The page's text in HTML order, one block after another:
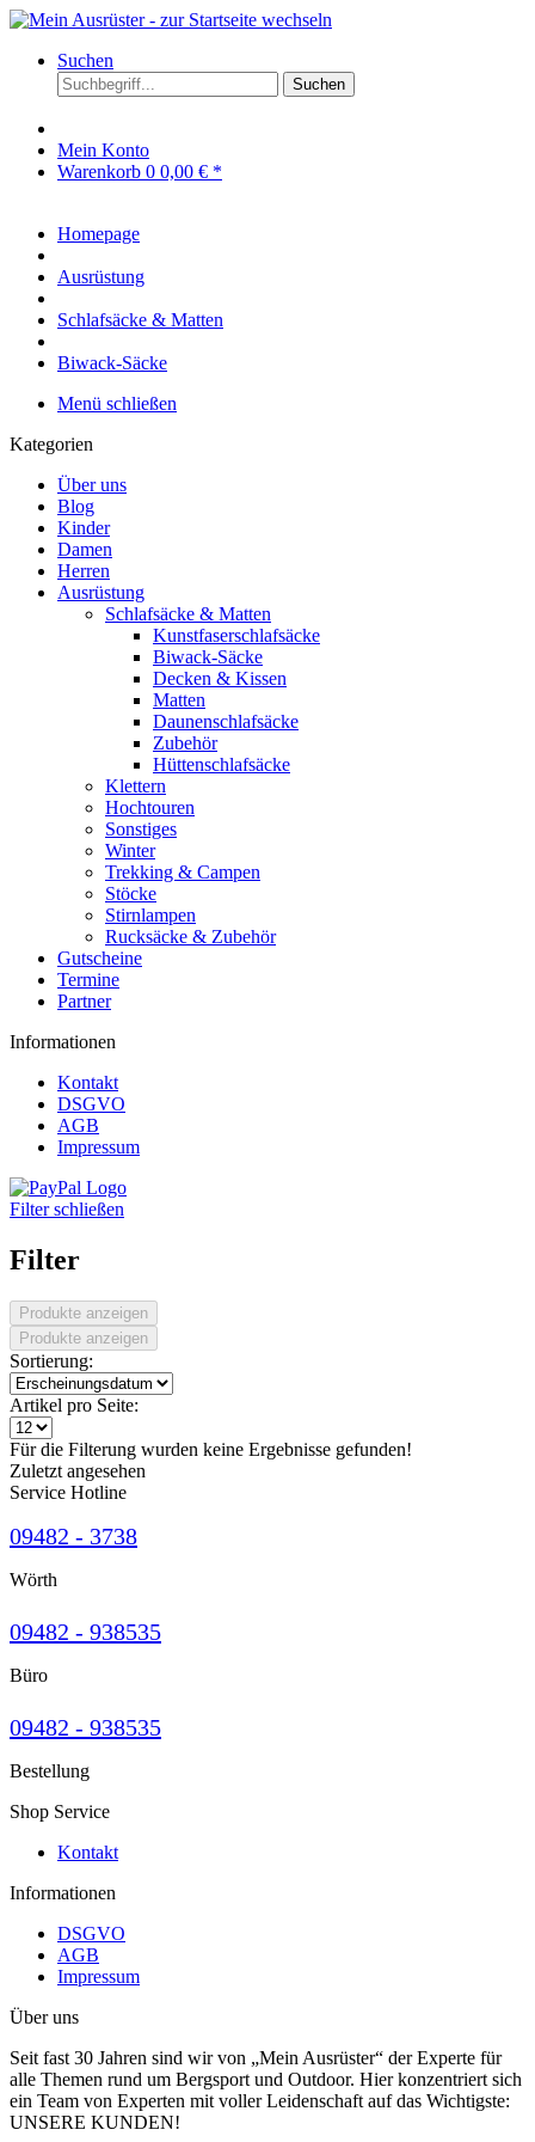
Suchen
Suchen
Mein Konto
Warenkorb 0 0,00 € *
Homepage
Ausrüstung
Schlafsäcke & Matten
Biwack-Säcke
Menü schließen
Kategorien
Über uns
Blog
Kinder
Damen
Herren
Ausrüstung
Schlafsäcke & Matten
Kunstfaserschlafsäcke
Biwack-Säcke
Decken & Kissen
Matten
Daunenschlafsäcke
Zubehör
Hüttenschlafsäcke
Klettern
Hochtouren
Sonstiges
Winter
Trekking & Campen
Stöcke
Stirnlampen
Rucksäcke & Zubehör
Gutscheine
Termine
Partner
Informationen
Kontakt
DSGVO
AGB
Impressum
Filter schließen
Filter
Produkte anzeigen
Produkte anzeigen
Sortierung:
Artikel pro Seite:
Für die Filterung wurden keine Ergebnisse gefunden!
Zuletzt angesehen
Service Hotline
09482 - 3738
Wörth
09482 - 938535
Büro
09482 - 938535
Bestellung
Shop Service
Kontakt
Informationen
DSGVO
AGB
Impressum
Über uns
Seit fast 30 Jahren sind wir von „Mein Ausrüster“ der Experte für
alle Themen rund um Bergsport und Outdoor. Hier konzentriert sich
ein Team von Experten mit voller Leidenschaft auf das Wichtigste:
UNSERE KUNDEN!